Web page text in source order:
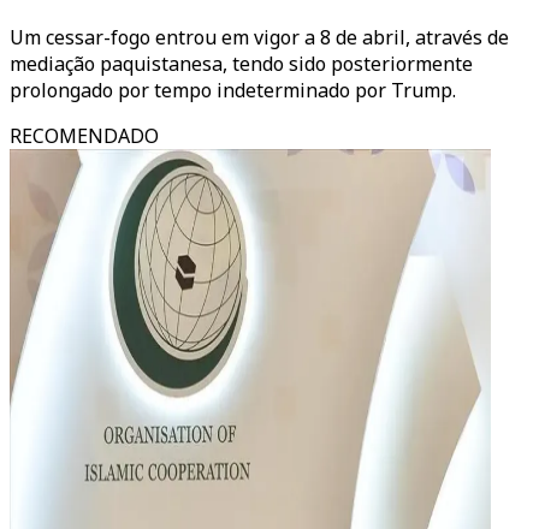
Um cessar-fogo entrou em vigor a 8 de abril, através de
mediação paquistanesa, tendo sido posteriormente
prolongado por tempo indeterminado por Trump.
RECOMENDADO